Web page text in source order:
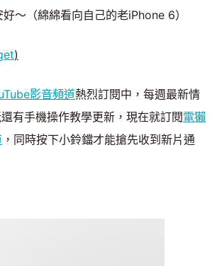
～（綿綿看向自己的老iPhone 6）
)
影音頻道熱烈訂閱中，每週最新情
有手機操作教學更新，現在就訂閱電獺
，同時按下小鈴鐺才能搶先收到新片通